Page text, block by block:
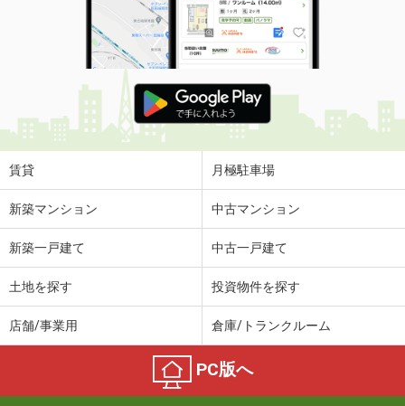
賃貸 月極駐車場
新築マンション 中古マンション
新築一戸建て 中古一戸建て
土地を探す 投資物件を探す
店舗/事業用 倉庫/トランクルーム
PC版へ